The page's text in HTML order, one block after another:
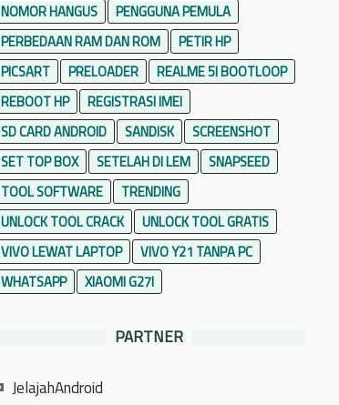
NOMOR HANGUS
PENGGUNA PEMULA
PERBEDAAN RAM DAN ROM
PETIR HP
PICSART
PRELOADER
REALME 5I BOOTLOOP
REBOOT HP
REGISTRASI IMEI
SD CARD ANDROID
SANDISK
SCREENSHOT
SET TOP BOX
SETELAH DI LEM
SNAPSEED
TOOL SOFTWARE
TRENDING
UNLOCK TOOL CRACK
UNLOCK TOOL GRATIS
VIVO LEWAT LAPTOP
VIVO Y21 TANPA PC
WHATSAPP
XIAOMI G27I
PARTNER
JelajahAndroid